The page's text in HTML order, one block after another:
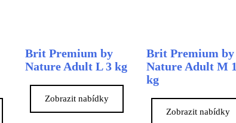
Brit Premium by
Nature Adult L 3 kg
Zobrazit nabídky
Brit Premium by
Nature Adult M 1
kg
Zobrazit nabídky